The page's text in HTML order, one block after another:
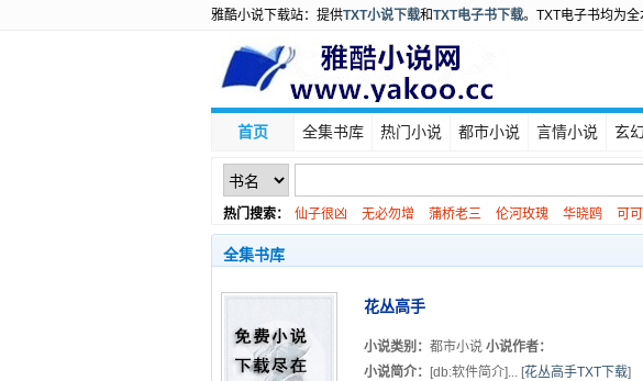
雅酷小说下载站：提供TXT小说下载和TXT电子书下载。TXT电子书均为
首页 全集书库 热门小说 都市小说 言情小说 玄
热门搜索： 仙子很凶 无必勿增 蒲桥老三 伦河玫瑰 华晓鸥 可
全集书库
花丛高手
小说类别： 都市小说 小说作者：
小说简介： [db:软件简介]... [花丛高手TXT下载]